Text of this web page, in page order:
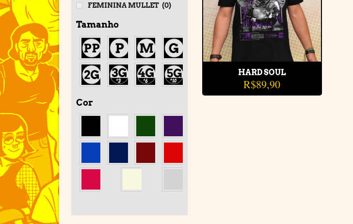
FEMININA MULLET (0)
Tamanho
Cor
' ' ' '
' ' '
HARD SOUL
R$89,90